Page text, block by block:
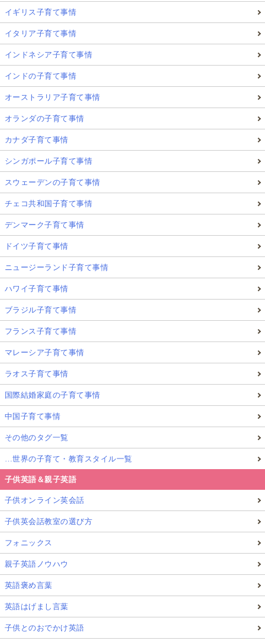
イギリス子育て事情
イタリア子育て事情
インドネシア子育て事情
インドの子育て事情
オーストラリア子育て事情
オランダの子育て事情
カナダ子育て事情
シンガポール子育て事情
スウェーデンの子育て事情
チェコ共和国子育て事情
デンマーク子育て事情
ドイツ子育て事情
ニュージーランド子育て事情
ハワイ子育て事情
ブラジル子育て事情
フランス子育て事情
マレーシア子育て事情
ラオス子育て事情
国際結婚家庭の子育て事情
中国子育て事情
その他のタグ一覧
…世界の子育て・教育スタイル一覧
子供英語＆親子英語
子供オンライン英会話
子供英会話教室の選び方
フォニックス
親子英語ノウハウ
英語褒め言葉
英語はげまし言葉
子供とのおでかけ英語